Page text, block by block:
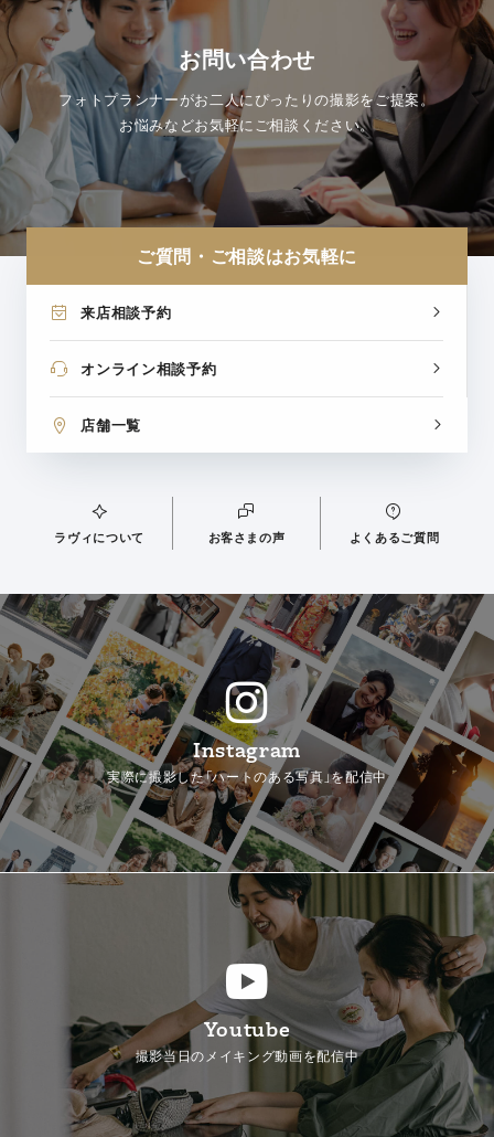
お問い合わせ
フォトプランナーがお二人にぴったりの撮影をご提案。
お悩みなどお気軽にご相談ください。
ご質問・ご相談はお気軽に
来店相談予約
オンライン相談予約
店舗一覧
ラヴィについて お客さまの声 よくあるご質問
Instagram
実際に撮影した「ハートのある写真」を配信中
Youtube
撮影当日のメイキング動画を配信中